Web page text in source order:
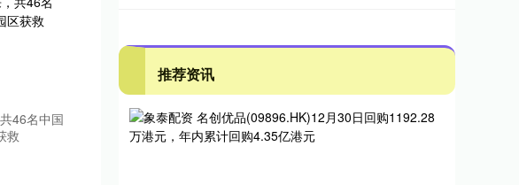
46名中国
救
推荐资讯